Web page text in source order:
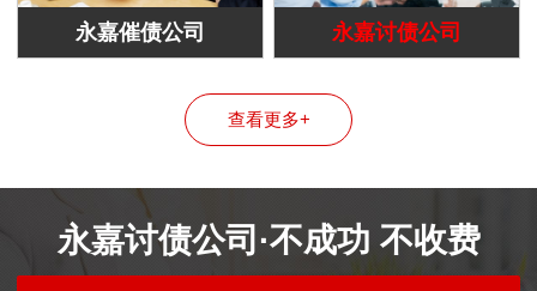
永嘉催债公司 永嘉讨债公司
查看更多+
永嘉讨债公司·不成功 不收费